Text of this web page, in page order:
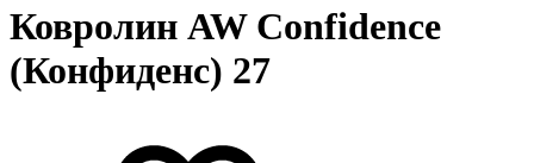
Ковролин AW Confidence
(Конфиденс) 27